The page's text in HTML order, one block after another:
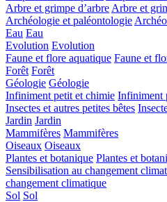
Arbre et grimpe d’arbre Arbre et
Archéologie et paléontologie
Eau Eau
Evolution Evolution
Faune et flore aquatique Faune et
Forêt Forêt
Géologie Géologie
Infiniment petit et chimie Infiniment
Insectes et autres petites bêtes
Jardin Jardin
Mammifères Mammifères
Oiseaux Oiseaux
Plantes et botanique Plantes et
Sensibilisation au changement
changement climatique
Sol Sol